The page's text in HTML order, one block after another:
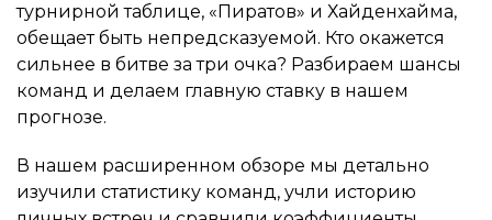
турнирной таблице, «Пиратов» и Хайденхайма,
обещает быть непредсказуемой. Кто окажется
сильнее в битве за три очка? Разбираем шансы
команд и делаем главную ставку в нашем
прогнозе.
В нашем расширенном обзоре мы детально
изучили статистику команд, учли историю